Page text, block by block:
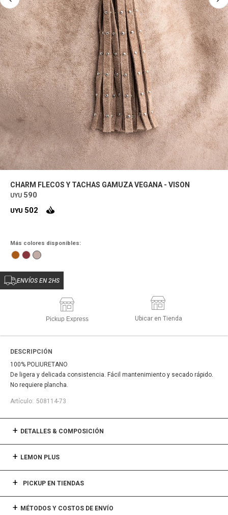
CHARM FLECOS Y TACHAS GAMUZA VEGANA - VISON
UYU 590
UYU 502
Más colores disponibles:
ENVÍOS EN 2HS
Pickup Express Ubicar en Tienda
DESCRIPCIÓN
100% POLIURETANO
De ligera y delicada consistencia. Fácil mantenimiento y secado rápido.
No requiere plancha.
508114-73
DETALLES & COMPOSICIÓN
LEMON PLUS
PICKUP EN TIENDAS
MÉTODOS Y COSTOS DE ENVÍO